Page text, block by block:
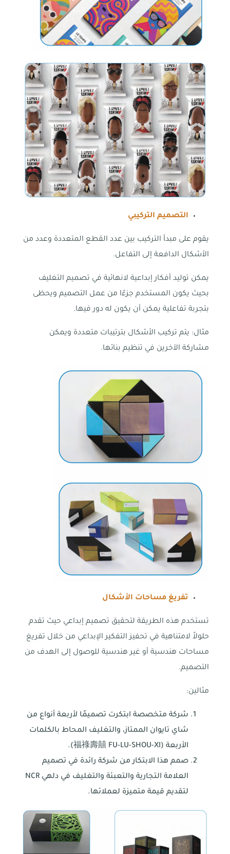
التصميم التركيبي
يقوم على مبدأ التركيب بين عدد القطع المتعددة وعدد من
الأشكال الدافعة إلى التفاعل.
يمكن توليد أفكار إبداعية لانهائية في تصميم التغليف
بحيث يكون المستخدم جزءًا من عمل التصميم ويحظى
بتجربة تفاعلية يمكن أن يكون له دور فيها.
مثال: يتم تركيب الأشكال بترتيبات متعددة ويمكن
مشاركة الآخرين في تنظيم بنائها.
تفريغ مساحات الأشكال
تستخدم هذه الطريقة لتحقيق تصميم إبداعي حيث تقدم
حلولاً لامتناهية في تحفيز التفكير الإبداعي من خلال تفريغ
مساحات هندسية أو غير هندسية للوصول إلى الهدف من
التصميم.
مثالين:
شركة متخصصة ابتكرت تصميمًا لأربعة أنواع من
شاي تايوان الممتاز، والتغليف المحاط بالكلمات
الأربعة (福祿壽囍 FU-LU-SHOU-XI).
صمم هذا الابتكار من شركة رائدة في تصميم
العلامة التجارية والتعبئة والتغليف في دلهي NCR
لتقديم قيمة متميزة لعملائها.